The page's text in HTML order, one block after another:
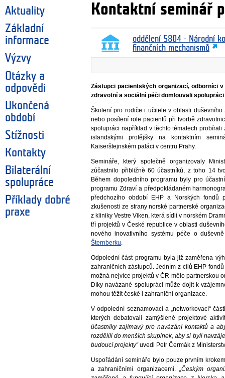
Aktuality
Základní
informace
Výzvy
Otázky a
odpovědi
Ukončená
období
Stížnosti
Kontakty
Bilaterální
spolupráce
Příklady dobré
praxe
Kontaktní seminář
oddělení 5804 - Národní
finančních mechanismů
Zástupci pacientských organizací, odborníci
zdravotní a sociální péči domlouvali
Školení pro rodiče i učitele v oblasti
nebo posílení role pacientů při tvorbě
spolupráci například v těchto tématech
islandskými protějšky na kontaktním
Kaiserštejnském paláci v centru Prahy.
Semináře, který společně organizovaly
zúčastnilo přibližně 60 účastníků, z toho 14
Během dopoledního programu byly pro
programu Zdraví a předpokládaném
předchozího období EHP a Norských
zkušenosti ze strany norské partnerské
z kliniky Vestre Viken, která sídlí v norském
tří projektů v České republice v oblasti
nového inovativního systému péče o
Šternberku.
Odpolední část programu byla již zaměřena
zahraničních zástupců. Jedním z cílů EHP
možná nejvíce projektů v ČR mělo partnerskou
Díky navázané spolupráci může dojít k
mohou těžit české i zahraniční organizace.
V odpolední seznamovací a „networkovací“
kterých debatovali zamýšlené projektové
účastníky zajímavý pro navázání kontaktů a
rozdělili do menších skupinek, aby si byli
budoucí projekty“uvedl Petr Čermák z
Uspořádání semináře bylo pouze prvním
a zahraničními organizacemi.„Českým